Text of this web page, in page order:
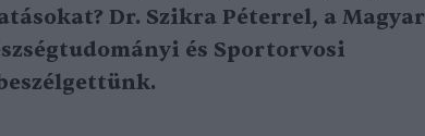
Dr. Szikra Péterrel, a Magyar
és Sportorvosi